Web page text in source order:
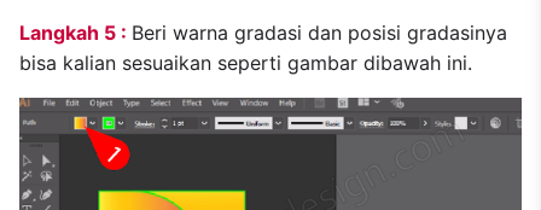
Langkah 5 : Beri warna gradasi dan posisi gradasinya
bisa kalian sesuaikan seperti gambar dibawah ini.